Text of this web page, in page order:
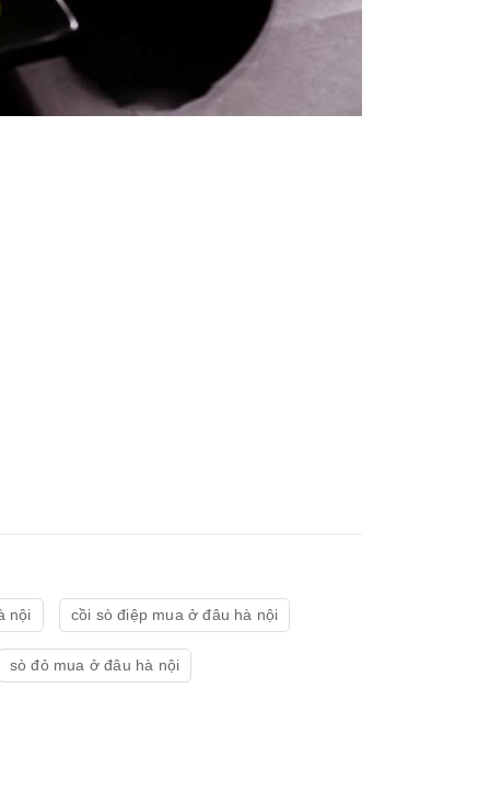
nội cồi sò điệp mua ở đâu hà nội
sò đỏ mua ở đâu hà nội